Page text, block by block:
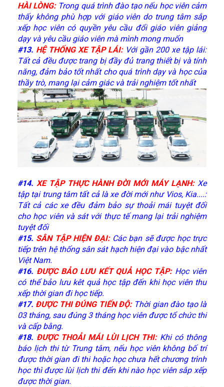
HÀI LÒNG: Trong quá trình đào tạo nếu học viên cảm
thấy không phù hợp với giáo viên do trung tâm sắp
xếp học viên có quyền yêu cầu đổi giáo viên giảng
dạy và yêu cầu giáo viên mà mình mong muốn
#13. HỆ THỐNG XE TẬP LÁI: Với gần 200 xe tập lái:
Tất cả đều được trang bị đầy đủ trang thiết bị và tính
năng, đảm bảo tốt nhất cho quá trình dạy và học của
thầy trò, mang lại cảm giác và trải nghiệm tốt nhất
#14. XE TẬP THỰC HÀNH ĐỜI MỚI MÁY LẠNH: Xe
tập tại trung tâm tất cả là xe đời mới như Vios, Kia....:
Tất cả các xe đều đảm bảo sự thoải mái tuyệt đối
cho học viên và sát với thực tế mang lại trải nghiệm
tuyệt đối
#15. SÂN TẬP HIỆN ĐẠI: Các bạn sẽ được học trực
tiếp trên hệ thống sân sát hạch hiện đại vào bậc nhất
Việt Nam.
#16. ĐƯỢC BẢO LƯU KẾT QUẢ HỌC TẬP: Học viên
có thể bảo lưu kêt quả học tập đến khi học viên thu
xếp thời gian đi học tiếp.
#17. ĐƯỢC THI ĐÚNG TIẾN ĐỘ: Thời gian đào tạo là
03 tháng, sau đúng 3 tháng học viên được tổ chức thi
và cấp bằng.
#18. ĐƯỢC THOẢI MÁI LÙI LỊCH THI: Khi có thông
báo lịch thi từ Trung tâm, nếu học viên không bố trí
được thời gian đi thi hoặc học chưa hết chương trình
học thì được lùi lịch thi đến khi nào học viên sắp xếp
được thời gian.